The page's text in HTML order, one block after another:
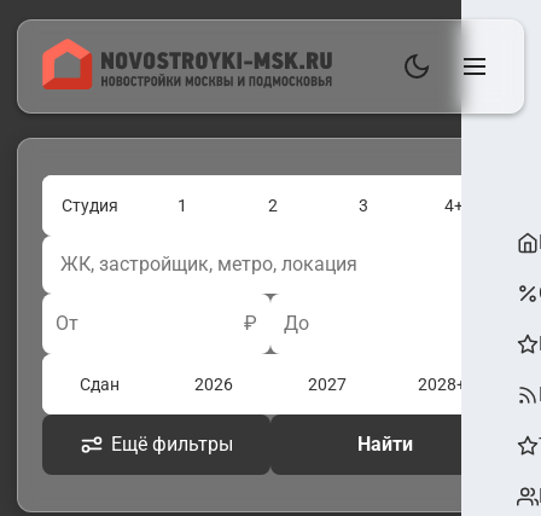
Студия 1 2 3 4+
От ₽ До
Сдан 2026 2027 2028+
Ещё фильтры Найти